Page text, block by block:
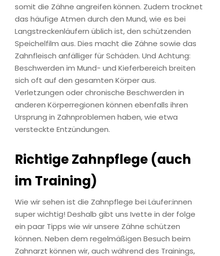
somit die Zähne angreifen können. Zudem trocknet
das häufige Atmen durch den Mund, wie es bei
Langstreckenläufern üblich ist, den schützenden
Speichelfilm aus. Dies macht die Zähne sowie das
Zahnfleisch anfälliger für Schäden. Und Achtung:
Beschwerden im Mund- und Kieferbereich breiten
sich oft auf den gesamten Körper aus.
Verletzungen oder chronische Beschwerden in
anderen Körperregionen können ebenfalls ihren
Ursprung in Zahnproblemen haben, wie etwa
versteckte Entzündungen.
Richtige Zahnpflege (auch
im Training)
Wie wir sehen ist die Zahnpflege bei Läufer:innen
super wichtig! Deshalb gibt uns Ivette in der folge
ein paar Tipps wie wir unsere Zähne schützen
können. Neben dem regelmäßigen Besuch beim
Zahnarzt können wir, auch während des Trainings,